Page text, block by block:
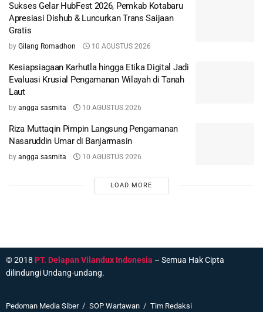
Sukses Gelar HubFest 2026, Pemkab Kotabaru
Apresiasi Dishub & Luncurkan Trans Saijaan
Gratis
by Gilang Romadhon 10 AGUSTUS 2026
Kesiapsiagaan Karhutla hingga Etika Digital Jadi
Evaluasi Krusial Pengamanan Wilayah di Tanah
Laut
by angga sasmita 10 AGUSTUS 2026
Riza Muttaqin Pimpin Langsung Pengamanan
Nasaruddin Umar di Banjarmasin
by angga sasmita 10 AGUSTUS 2026
LOAD MORE
© 2018 PT. Delapan Vilandux Indonesia – Semua Hak Cipta
dilindungi Undang-undang.
Pedoman Media Siber SOP Wartawan Tim Redaksi